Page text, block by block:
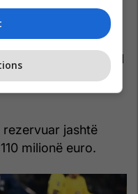
Benfica për 66
u shndërrua
fushë. Partneri ideal
kyçe në
jashtë
milionë euro.